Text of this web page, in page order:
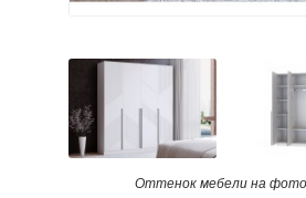
Оттенок мебели на фото